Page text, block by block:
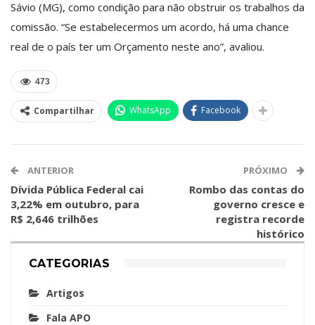
Sávio (MG), como condição para não obstruir os trabalhos da
comissão. “Se estabelecermos um acordo, há uma chance
real de o país ter um Orçamento neste ano”, avaliou.
473
Compartilhar WhatsApp Facebook
ANTERIOR
Dívida Pública Federal cai
3,22% em outubro, para
R$ 2,646 trilhões
PRÓXIMO
Rombo das contas do
governo cresce e
registra recorde
histórico
CATEGORIAS
Artigos
Fala APO